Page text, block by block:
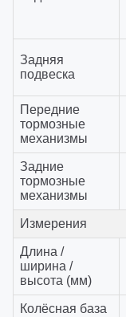
Задняя
подвеска
Передние
тормозные
механизмы
Задние
тормозные
механизмы
Измерения
Длина /
ширина /
высота (мм)
Колёсная база